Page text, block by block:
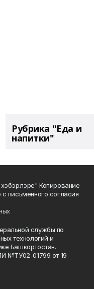
Рубрика "Еда и
напитки"
Копирование
письменного согласия
службы по
технологий и
Башкортостан.
№ТУ02-01799 от 19